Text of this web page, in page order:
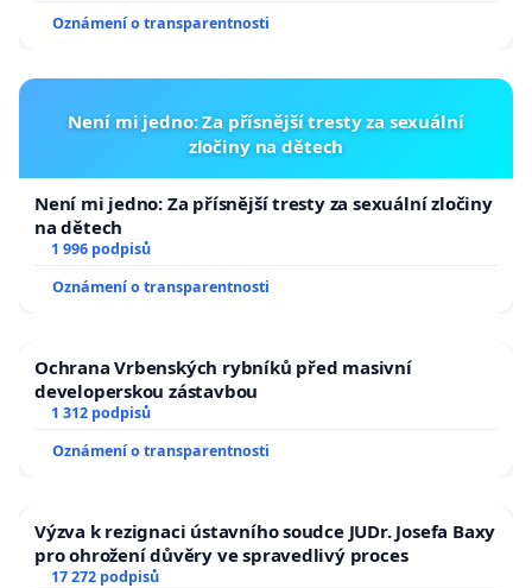
Oznámení o transparentnosti
Není mi jedno: Za přísnější tresty za sexuální
zločiny na dětech
Není mi jedno: Za přísnější tresty za sexuální zločiny
na dětech
1 996 podpisů
Oznámení o transparentnosti
Ochrana Vrbenských rybníků před masivní
developerskou zástavbou
1 312 podpisů
Oznámení o transparentnosti
Výzva k rezignaci ústavního soudce JUDr. Josefa Baxy
pro ohrožení důvěry ve spravedlivý proces
17 272 podpisů